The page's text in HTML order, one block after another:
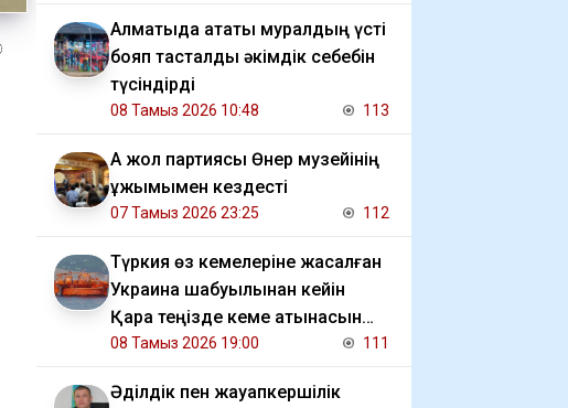
Алматыда атақты муралдың үсті
бояп тасталды әкімдік себебін
түсіндірді
08 Тамыз 2026 10:48 113
Ақ жол партиясы Өнер музейінің
ұжымымен кездесті
07 Тамыз 2026 23:25 112
Түркия өз кемелеріне жасалған
Украина шабуылынан кейін
Қара теңізде кеме қатынасын
шектеді
08 Тамыз 2026 19:00 111
Әділдік пен жауапкершілік